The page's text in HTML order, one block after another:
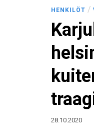
HENKILÖT /
28.10.2020